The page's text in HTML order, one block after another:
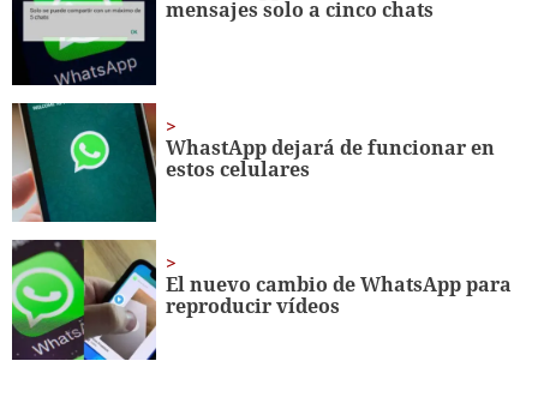
10
seconds
mensajes solo a cinco chats
WhastApp dejará de funcionar en
estos celulares
El nuevo cambio de WhatsApp para
reproducir vídeos